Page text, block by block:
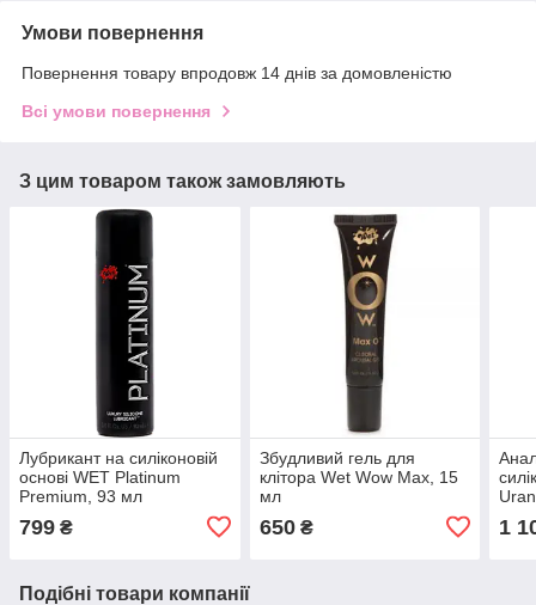
Умови повернення
Повернення товару впродовж 14 днів за домовленістю
Всі умови повернення
З цим товаром також замовляють
Лубрикант на силіконовій
основі WET Platinum
Premium, 93 мл
799 ₴
Збудливий гель для
клітора Wet Wow Max, 15
мл
650₴ 1
Подібні товари компанії